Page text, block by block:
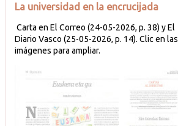
La universidad en la encrucijada
Carta en El Correo (24-05-2026, p. 38) y El
Diario Vasco (25-05-2026, p. 14). Clic en las
imágenes para ampliar.